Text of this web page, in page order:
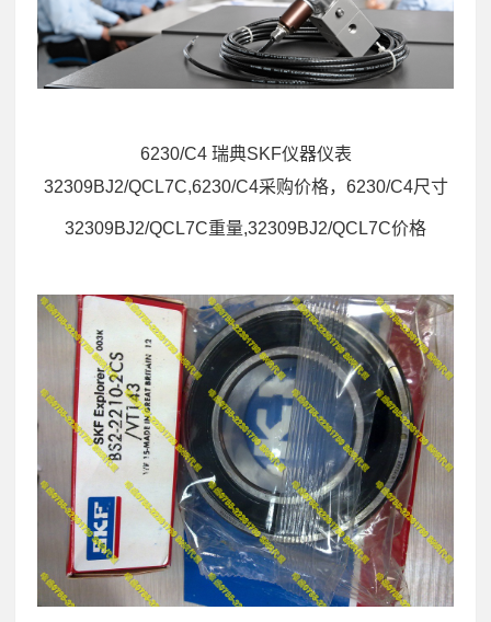
6230/C4 瑞典SKF仪器仪表
32309BJ2/QCL7C,6230/C4采购价格，6230/C4尺寸
32309BJ2/QCL7C重量,32309BJ2/QCL7C价格